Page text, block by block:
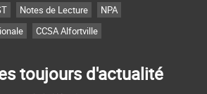
Notes de Lecture
NPA
CCSA Alfortville
toujours d'actualité